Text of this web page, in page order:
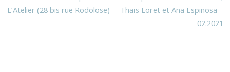
L’Atelier (28 bis rue Rodolose)
Thaïs Loret et Ana Espinosa –
02.2021